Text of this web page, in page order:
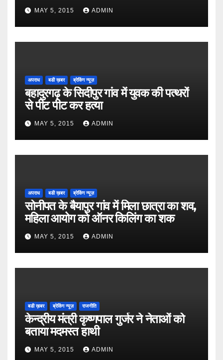
MAY 5, 2015 ADMIN
अपराध बडी ख़बर ब्रेकिंग न्यूज़
बहादुरगढ़ के सिदीपुर गांव में युवक की पत्थरों
से पीट पीट कर हत्या
MAY 5, 2015 ADMIN
अपराध बडी ख़बर ब्रेकिंग न्यूज़
सोनीपत के बैयापुर गांव में मिला छात्रा का शव,
महिला आयोग को ऑनर किलिंग का शक
MAY 5, 2015 ADMIN
बडी ख़बर ब्रेकिंग न्यूज़ राजनीति
केन्द्रीय मंत्री कृष्णपाल गुर्जर ने नेताओं को
बताया मदमस्त हाथी
MAY 5, 2015 ADMIN